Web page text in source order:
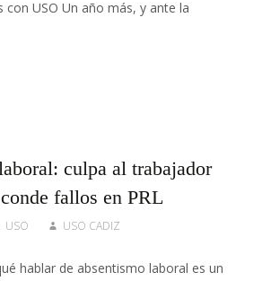
con USO Un año más, y ante la
culpa al trabajador
fallos en PRL
USO USO CADIZ
hablar de absentismo laboral es un